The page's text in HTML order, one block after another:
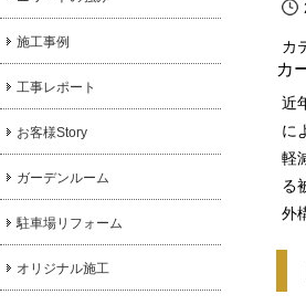
施工事例
工事レポート
お客様Story
ガーデンルーム
駐車場リフォーム
オリジナル施工
カ
カ
近
に
軽
る
外